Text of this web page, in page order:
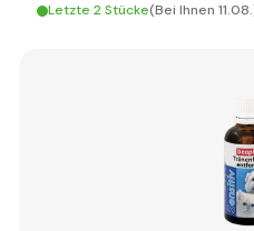
Letzte 2 Stücke(Bei Ihnen